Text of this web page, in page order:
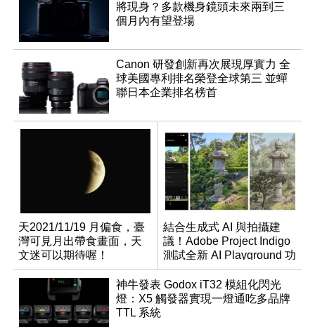
將現身？多款機身鏡頭未來兩到三
個月內有望登場
Canon 研發創新再次展現厚實力 全
球美國專利排名榮登全球第三 並蟬
聯日本企業排名榜首
天2021/11/19 月偏食，臺
灣可見月出帶食畫面，天
文迷可以期待喔！
結合生成式 AI 與拍攝建
議！Adobe Project Indigo
測試全新 AI Playground 功
能
神牛發表 Godox iT32 模組化閃光
燈：X5 觸發器實現一燈通吃多品牌
TTL 系統